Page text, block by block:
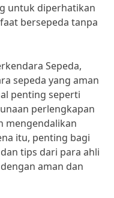
untuk diperhatikan
bersepeda tanpa
Sepeda,
sepeda yang aman
penting seperti
perlengkapan
mengendalikan
itu, penting bagi
tips dari para ahli
aman dan